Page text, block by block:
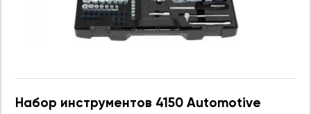
Набор инструментов 4150 Automotive